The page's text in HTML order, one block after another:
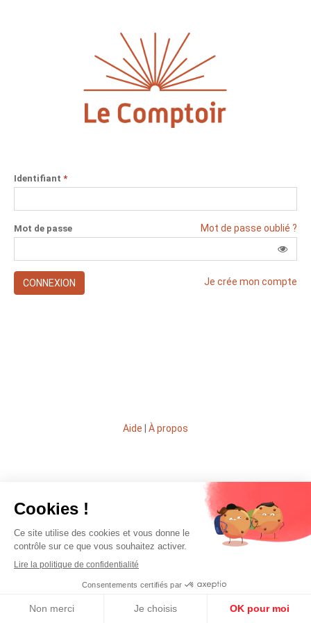
Identifiant *
Mot de passe oublié ?
Mot de passe
CONNEXION Je crée mon compte
Aide À propos